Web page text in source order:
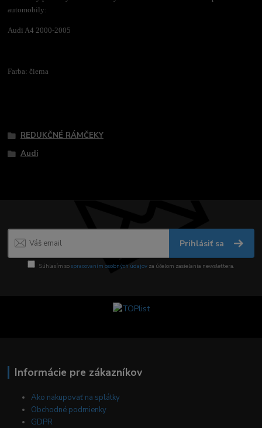
automobily:
Audi A4 2000-2005
Farba: čierna
REDUKČNÉ RÁMČEKY
Audi
Prihlásiť sa
Súhlasím sospracovaním osobných údajov za účelom zasielania newslettera.
Informácie pre zákazníkov
Ako nakupovať na splátky
Obchodné podmienky
GDPR